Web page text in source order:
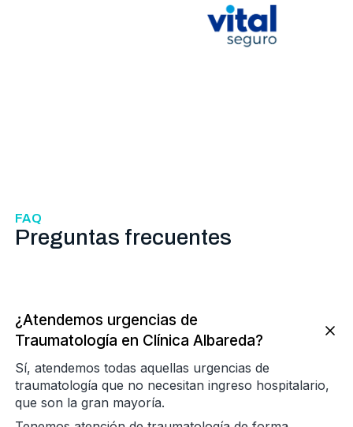
FAQ
Preguntas frecuentes
¿Atendemos urgencias de
Traumatología en Clínica Albareda?
Sí, atendemos todas aquellas urgencias de
traumatología que no necesitan ingreso hospitalario,
que son la gran mayoría.